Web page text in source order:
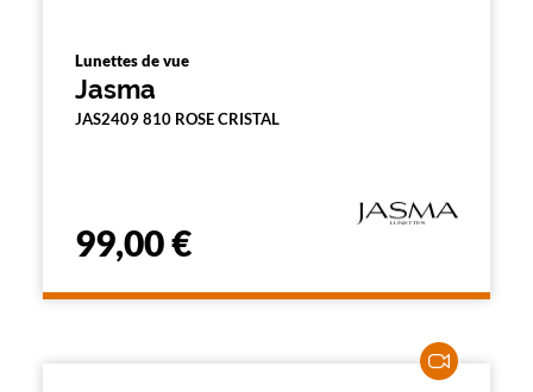
Lunettes de vue
Jasma
JAS2409 810 ROSE CRISTAL
99,00 €